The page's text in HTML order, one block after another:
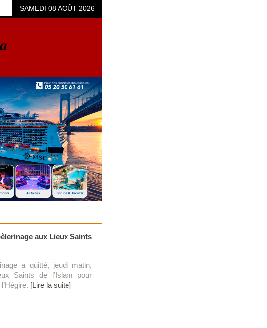
SAMEDI 08 AOÛT 2026
aux Lieux Saints
a quitté, jeudi matin,
Saints de l’Islam pour
[Lire la suite]